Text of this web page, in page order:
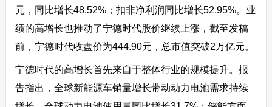
元，同比增长48.52%；扣非净利润同比增长52.95%。业
绩的高增长也推动了宁德时代股价继续上涨，截至发稿
前，宁德时代收盘价为444.90元，总市值突破2万亿元。
宁德时代的高增长首先来自于整体行业的规模提升。报
告指出，全球新能源车销量增长带动动力电池需求持续